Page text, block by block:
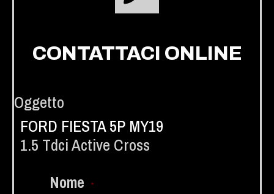
CONTATTACI ONLINE
Oggetto
FORD FIESTA 5P MY19
1.5 Tdci Active Cross
Nome *